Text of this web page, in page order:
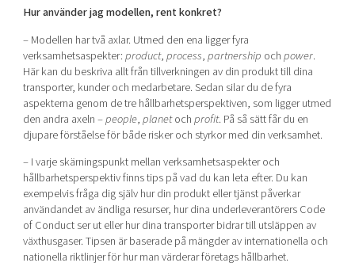
Hur använder jag modellen, rent konkret?
– Modellen har två axlar. Utmed den ena ligger fyra
verksamhetsaspekter:product,process,partnership ochpower.
Här kan du beskriva allt från tillverkningen av din produkt till dina
transporter, kunder och medarbetare. Sedan silar du de fyra
aspekterna genom de tre hållbarhetsperspektiven, som ligger utmed
den andra axeln –people,planetochprofit. På så sätt får du en
djupare förståelse för både risker och styrkor med din verksamhet.
– I varje skärningspunkt mellan verksamhetsaspekter och
hållbarhetsperspektiv finns tips på vad du kan leta efter. Du kan
exempelvis fråga dig själv hur din produkt eller tjänst påverkar
användandet av ändliga resurser, hur dina underleverantörers Code
of Conduct ser ut eller hur dina transporter bidrar till utsläppen av
växthusgaser. Tipsen är baserade på mängder av internationella och
nationella riktlinjer för hur man värderar företags hållbarhet.